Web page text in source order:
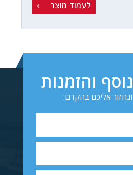
לעמוד מוצר ⟵
והזמנות
אליכם בהקדם: